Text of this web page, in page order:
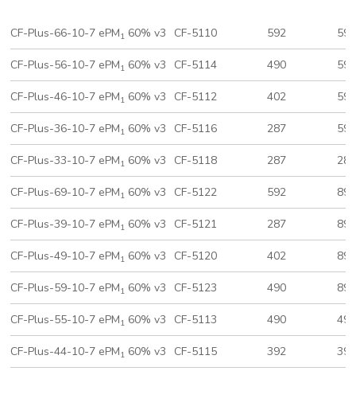
CF-Plus-66-10-7 ePM1 60% v3 CF-5110 592 592
CF-Plus-56-10-7 ePM1 60% v3 CF-5114 490 592
CF-Plus-46-10-7 ePM1 60% v3 CF-5112 402 592
CF-Plus-36-10-7 ePM1 60% v3 CF-5116 287 592
CF-Plus-33-10-7 ePM1 60% v3 CF-5118 287 287
CF-Plus-69-10-7 ePM1 60% v3 CF-5122 592 892
CF-Plus-39-10-7 ePM1 60% v3 CF-5121 287 892
CF-Plus-49-10-7 ePM1 60% v3 CF-5120 402 892
CF-Plus-59-10-7 ePM1 60% v3 CF-5123 490 892
CF-Plus-55-10-7 ePM1 60% v3 CF-5113 490 490
CF-Plus-44-10-7 ePM1 60% v3 CF-5115 392 392